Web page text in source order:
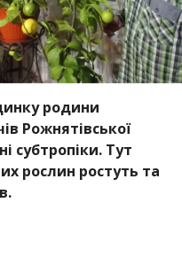
родини
Рожнятівської
субтропіки. Тут
рослин ростуть та